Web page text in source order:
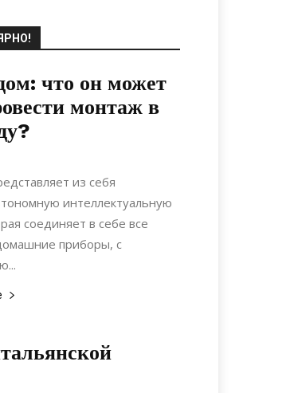
что он может
монтаж в
из себя
интеллектуальную
соединяет в себе все
приборы, с